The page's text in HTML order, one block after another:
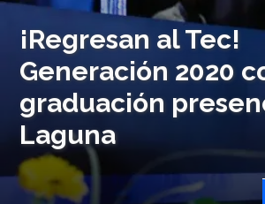
¡Regresan al Tec!
Generación 2020
graduación
Laguna